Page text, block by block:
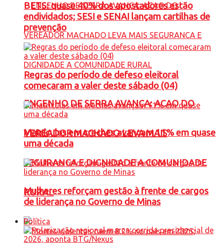
ENGENHO DE SERRA AVANÇA: ACAO DO
VEREADOR MACHADO LEVA MAIS
SEGURANCA E DIGNIDADE A COMUNIDADE
RURAL
BETS: quase 40% dos apostadores estão
endividados; SESI e SENAI lançam cartilhas de
prevenção
Regras do período de defeso eleitoral
comecaram a valer deste sábado (04)
Matrículas em creches avançam 11% em quase
uma década
Mulheres reforçam gestão à frente de cargos
de liderança no Governo de Minas
Política